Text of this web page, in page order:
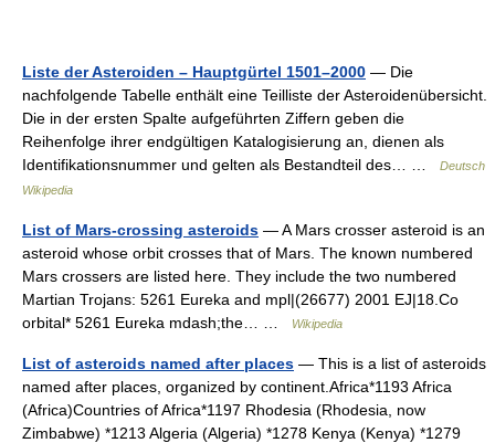
Liste der Asteroiden – Hauptgürtel 1501–2000 — Die
nachfolgende Tabelle enthält eine Teilliste der Asteroidenübersicht.
Die in der ersten Spalte aufgeführten Ziffern geben die
Reihenfolge ihrer endgültigen Katalogisierung an, dienen als
Identifikationsnummer und gelten als Bestandteil des… …
Deutsch
Wikipedia
List of Mars-crossing asteroids — A Mars crosser asteroid is an
asteroid whose orbit crosses that of Mars. The known numbered
Mars crossers are listed here. They include the two numbered
Martian Trojans: 5261 Eureka and mpl|(26677) 2001 EJ|18.Co
orbital* 5261 Eureka mdash;the… …
Wikipedia
List of asteroids named after places — This is a list of asteroids
named after places, organized by continent.Africa*1193 Africa
(Africa)Countries of Africa*1197 Rhodesia (Rhodesia, now
Zimbabwe) *1213 Algeria (Algeria) *1278 Kenya (Kenya) *1279